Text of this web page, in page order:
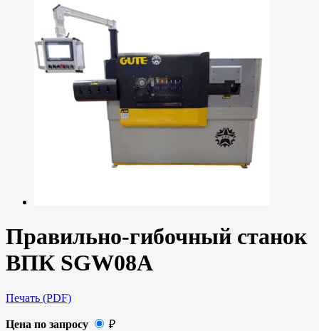
Правильно-гибочный станок
ВПК SGW08A
Печать (PDF)
Цена по запросу ₽